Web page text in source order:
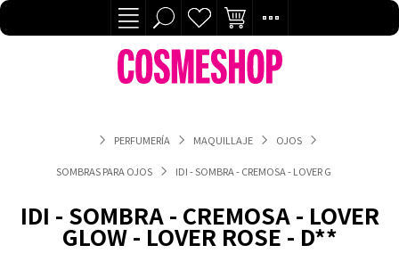
PERFUMERÍA MAQUILLAJE OJOS
SOMBRAS PARA OJOS IDI - SOMBRA - CREMOSA - LOVER GLOW - LOVER
IDI - SOMBRA - CREMOSA - LOVER
GLOW - LOVER ROSE - D**